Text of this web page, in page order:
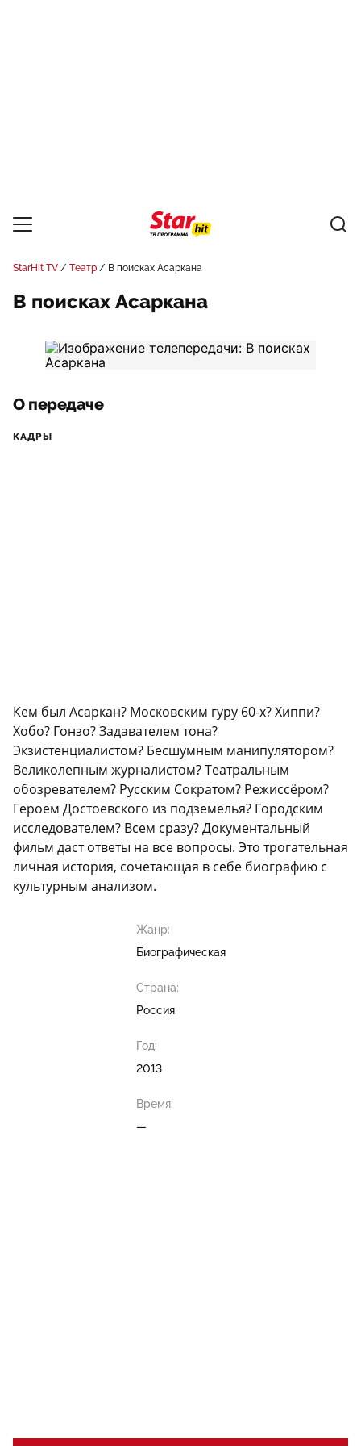
StarHit TV Театр В поисках Асаркана
В поисках Асаркана
О передаче
КАДРЫ
Кем был Асаркан? Московским гуру 60-х? Хиппи?
Хобо? Гонзо? Задавателем тона?
Экзистенциалистом? Бесшумным манипулятором?
Великолепным журналистом? Театральным
обозревателем? Русским Сократом? Режиссёром?
Героем Достоевского из подземелья? Городским
исследователем? Всем сразу? Документальный
фильм даст ответы на все вопросы. Это трогательная
личная история, сочетающая в себе биографию с
культурным анализом.
Жанр:
Биографическая
Страна:
Россия
Год:
2013
Время:
—